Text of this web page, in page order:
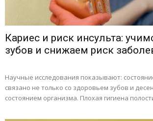
Кариес и риск инсульта:
зубов и снижаем риск
Научные исследования показывают:
связано не только со здоровьем зубов и
состоянием организма. Плохая гигиена